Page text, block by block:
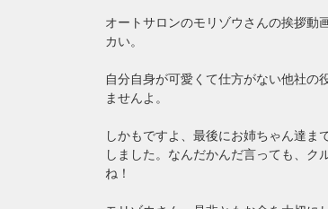
オートサロンのモリゾウさんの挨拶動
カい。
自分自身が可愛くて仕方がない他社の
ませんよ。
しかもですよ、最後にお姉ちゃん達ま
しました。なんだかんだ言っても、ク
ね！